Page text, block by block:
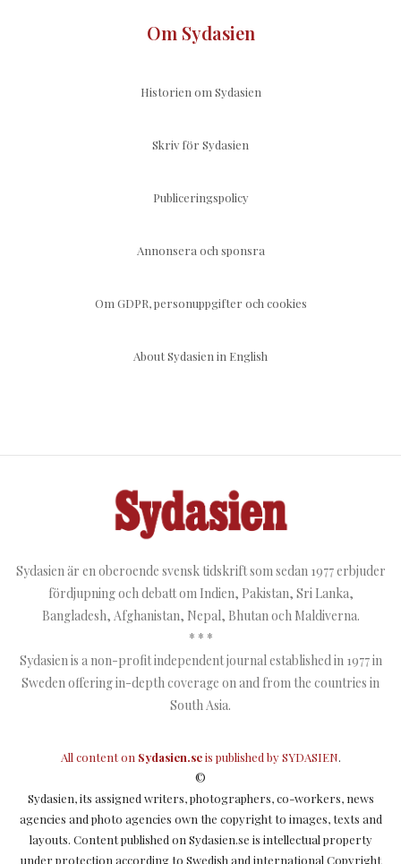
Om Sydasien
Historien om Sydasien
Skriv för Sydasien
Publiceringspolicy
Annonsera och sponsra
Om GDPR, personuppgifter och cookies
About Sydasien in English
Sydasien är en oberoende svensk tidskrift som sedan 1977 erbjuder
fördjupning och debatt om Indien, Pakistan, Sri Lanka,
Bangladesh, Afghanistan, Nepal, Bhutan och Maldiverna.
* * *
Sydasien is a non-profit independent journal established in 1977 in
Sweden offering in-depth coverage on and from the countries in
South Asia.
All content on Sydasien.seis published bySYDASIEN.
©
Sydasien, its assigned writers, photographers, co-workers, news
agencies and photo agencies own the copyright to images, texts and
layouts. Content published on Sydasien.se is intellectual property
under protection according to Swedish and international Copyright